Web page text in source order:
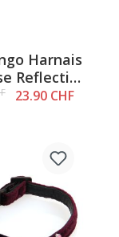
Harnais
Reflective
Pink - XS
23.90 CHF